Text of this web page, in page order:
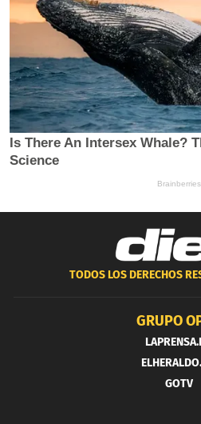
TODOS LOS DERECHOS
GRUPO
GOTV